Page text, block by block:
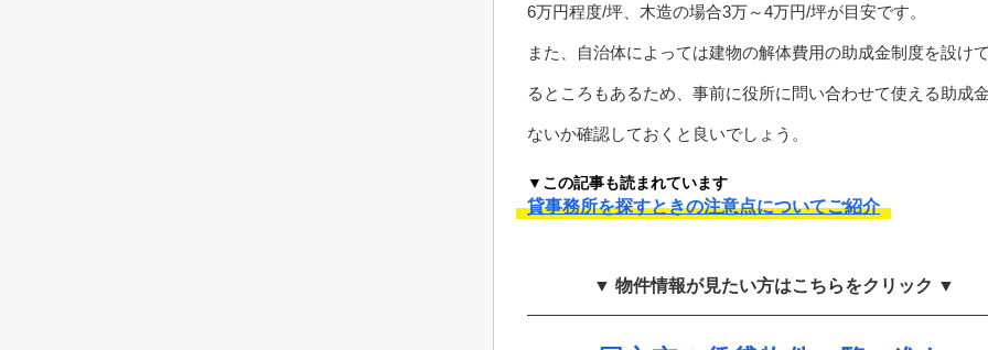
6万円程度/坪、木造の場合3万～4万円/坪が目安です。
また、自治体によっては建物の解体費用の助成金制度を設け
るところもあるため、事前に役所に問い合わせて使える助成
ないか確認しておくと良いでしょう。
▼この記事も読まれています
貸事務所を探すときの注意点についてご紹介
▼ 物件情報が見たい方はこちらをクリック ▼